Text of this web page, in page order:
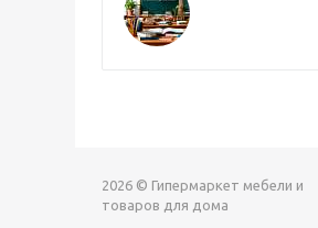
2026 © Гипермаркет мебели и
товаров для дома